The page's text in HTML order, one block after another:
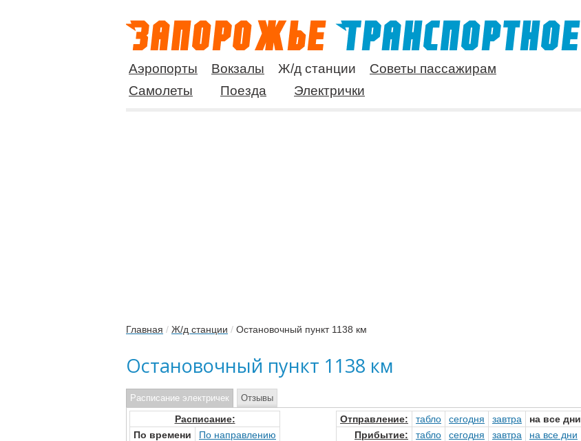
Аэропорты Вокзалы Ж/д станции
Советы пассажирам
Самолеты
Поезда Электрички
Главная / Ж/д станции / Остановочный пункт 1138 км
Остановочный пункт 1138 км
Расписание электричек
Расписание:
По времени
По направлению
Отправление: табло сегодня завтра на все дни
Прибытие: табло сегодня завтра на все дни
Отзывы